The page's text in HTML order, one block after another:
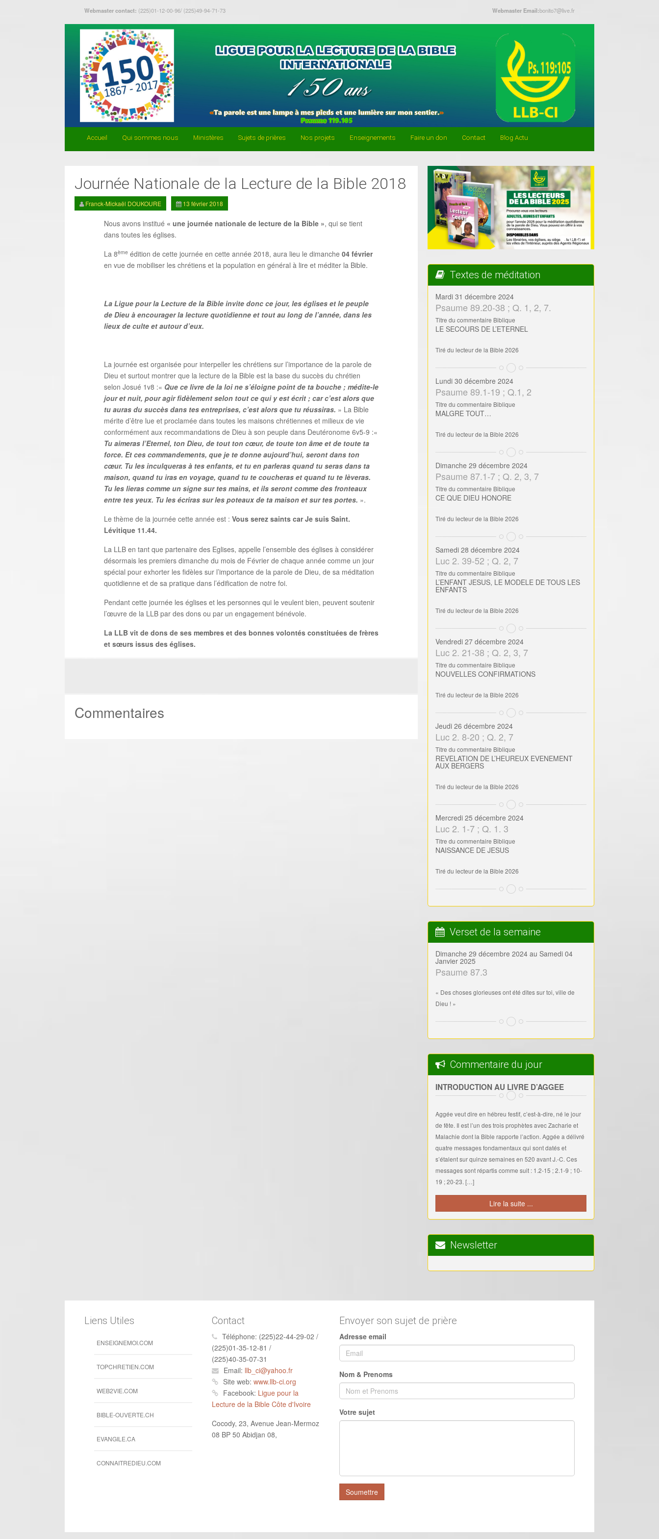
Webmaster contact: (225)01-12-00-96/ (225)49-94-71-73 Webmaster Email:bonito7@live.fr
Accueil Qui sommes nous Ministères Sujets de prières Nos projets Enseignements Faire un don Contact Blog Actu
Journée Nationale de la Lecture de la Bible 2018
Franck-Mickaël DOUKOURE 13 février 2018
Nous avons institué « une journée nationale de lecture de la Bible », qui se tient
dans toutes les églises.
La 8ème édition de cette journée en cette année 2018, aura lieu le dimanche 04 février
en vue de mobiliser les chrétiens et la population en général à lire et méditer la Bible.
La Ligue pour la Lecture de la Bible invite donc ce jour, les églises et le peuple
de Dieu à encourager la lecture quotidienne et tout au long de l’année, dans les
lieux de culte et autour d’eux.
La journée est organisée pour interpeller les chrétiens sur l’importance de la parole de
Dieu et surtout montrer que la lecture de la Bible est la base du succès du chrétien
selon Josué 1v8 :« Que ce livre de la loi ne s’éloigne point de ta bouche ; médite-le
jour et nuit, pour agir fidèlement selon tout ce qui y est écrit ; car c’est alors que
tu auras du succès dans tes entreprises, c’est alors que tu réussiras. » La Bible
mérite d’être lue et proclamée dans toutes les maisons chrétiennes et milieux de vie
conformément aux recommandations de Dieu à son peuple dans Deutéronome 6v5-9 :«
Tu aimeras l’Eternel, ton Dieu, de tout ton cœur, de toute ton âme et de toute ta
force. Et ces commandements, que je te donne aujourd’hui, seront dans ton
cœur. Tu les inculqueras à tes enfants, et tu en parleras quand tu seras dans ta
maison, quand tu iras en voyage, quand tu te coucheras et quand tu te lèveras.
Tu les lieras comme un signe sur tes mains, et ils seront comme des fronteaux
entre tes yeux. Tu les écriras sur les poteaux de ta maison et sur tes portes. ».
Le thème de la journée cette année est : Vous serez saints car Je suis Saint.
Lévitique 11.44.
La LLB en tant que partenaire des Eglises, appelle l’ensemble des églises à considérer
désormais les premiers dimanche du mois de Février de chaque année comme un jour
spécial pour exhorter les fidèles sur l’importance de la parole de Dieu, de sa méditation
quotidienne et de sa pratique dans l’édification de notre foi.
Pendant cette journée les églises et les personnes qui le veulent bien, peuvent soutenir
l’œuvre de la LLB par des dons ou par un engagement bénévole.
La LLB vit de dons de ses membres et des bonnes volontés constituées de frères
et sœurs issus des églises.
Commentaires
Textes de méditation
Mardi 31 décembre 2024
Psaume 89.20-38 ; Q. 1, 2, 7.
Titre du commentaire Biblique
LE SECOURS DE L’ETERNEL
Tiré du lecteur de la Bible 2026
Lundi 30 décembre 2024
Psaume 89.1-19 ; Q.1, 2
Titre du commentaire Biblique
MALGRE TOUT…
Tiré du lecteur de la Bible 2026
Dimanche 29 décembre 2024
Psaume 87.1-7 ; Q. 2, 3, 7
Titre du commentaire Biblique
CE QUE DIEU HONORE
Tiré du lecteur de la Bible 2026
Samedi 28 décembre 2024
Luc 2. 39-52 ; Q. 2, 7
Titre du commentaire Biblique
L’ENFANT JESUS, LE MODELE DE TOUS LES
ENFANTS
Tiré du lecteur de la Bible 2026
Vendredi 27 décembre 2024
Luc 2. 21-38 ; Q. 2, 3, 7
Titre du commentaire Biblique
NOUVELLES CONFIRMATIONS
Tiré du lecteur de la Bible 2026
Jeudi 26 décembre 2024
Luc 2. 8-20 ; Q. 2, 7
Titre du commentaire Biblique
REVELATION DE L’HEUREUX EVENEMENT
AUX BERGERS
Tiré du lecteur de la Bible 2026
Mercredi 25 décembre 2024
Luc 2. 1-7 ; Q. 1. 3
Titre du commentaire Biblique
NAISSANCE DE JESUS
Tiré du lecteur de la Bible 2026
Verset de la semaine
Dimanche 29 décembre 2024 au Samedi 04
Janvier 2025
Psaume 87.3
« Des choses glorieuses ont été dites sur toi, ville de
Dieu ! »
Commentaire du jour
INTRODUCTION AU LIVRE D’AGGEE
Aggée veut dire en hébreu festif, c’est-à-dire, né le jour
de fête. Il est l’un des trois prophètes avec Zacharie et
Malachie dont la Bible rapporte l’action. Aggée a délivré
quatre messages fondamentaux qui sont datés et
s’étalent sur quinze semaines en 520 avant J.-C. Ces
messages sont répartis comme suit : 1.2-15 ; 2.1-9 ; 10-
19 ; 20-23. […]
Lire la suite ...
Newsletter
Liens Utiles
ENSEIGNEMOI.COM
TOPCHRETIEN.COM
WEB2VIE.COM
BIBLE-OUVERTE.CH
EVANGILE.CA
CONNAITREDIEU.COM
Contact
Téléphone: (225)22-44-29-02 /
(225)01-35-12-81 /
(225)40-35-07-31
Email: llb_ci@yahoo.fr
Site web: www.llb-ci.org
Facebook: Ligue pour la
Lecture de la Bible Côte d'Ivoire
Cocody, 23, Avenue Jean-Mermoz
08 BP 50 Abidjan 08,
Envoyer son sujet de prière
Adresse email
Nom & Prenoms
Votre sujet
Soumettre